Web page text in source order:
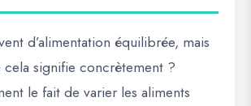
d’alimentation équilibrée, mais
cela signifie concrètement ?
le fait de varier les aliments